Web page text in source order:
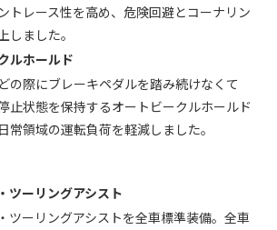
トレース性を高め、危険回避とコーナリン
しました。
ルホールド
の際にブレーキペダルを踏み続けなくて
止状態を保持するオートビークルホールド
常領域の運転負荷を軽減しました。
ツーリングアシスト
ツーリングアシストを全車標準装備。全車